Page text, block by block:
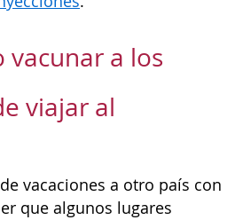
vacunar a los
viajar al
vacaciones a otro país con
que algunos lugares